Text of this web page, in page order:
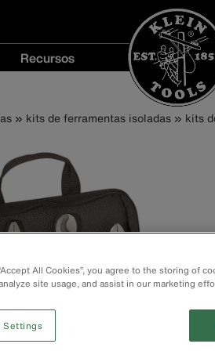
Recursos
kits de ferramentas isoladas kits
All Cookies”, you agree to the storing of
site usage, and assist in our marketing
Settings